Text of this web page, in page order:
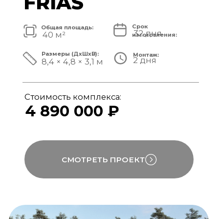
модульный банный комплекс
5 820 000 ₽
СМОТРЕТЬ ПРОЕКТ